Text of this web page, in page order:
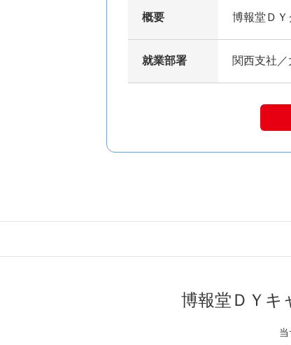
概要 博報堂Ｄ
就業部署 関西支社
博報堂ＤＹキ